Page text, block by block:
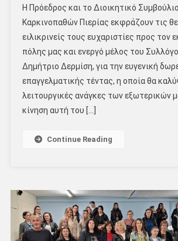
Η Πρόεδρος και το Διοικητικό
Καρκινοπαθών Πιερίας εκφράζουν τις
ειλικρινείς τους ευχαριστίες προς τον
πόλης μας και ενεργό μέλος του
Δημήτριο Δερμίση, για την ευγενική
επαγγελματικής τέντας, η οποία θα
λειτουργικές ανάγκες των εξωτερικών
κίνηση αυτή του […]
Continue Reading